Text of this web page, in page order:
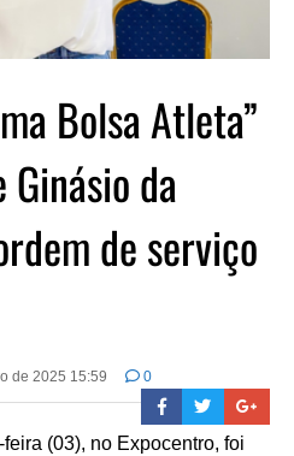
Bolsa Atleta”
da
de serviço
de 2025 15:59 0
(03), no Expocentro, foi